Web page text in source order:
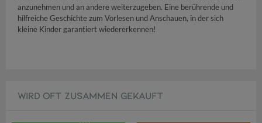
anzunehmen und an andere weiterzugeben. Eine berührende und
hilfreiche Geschichte zum Vorlesen und Anschauen, in der sich
kleine Kinder garantiert wiedererkennen!
WIRD OFT ZUSAMMEN GEKAUFT